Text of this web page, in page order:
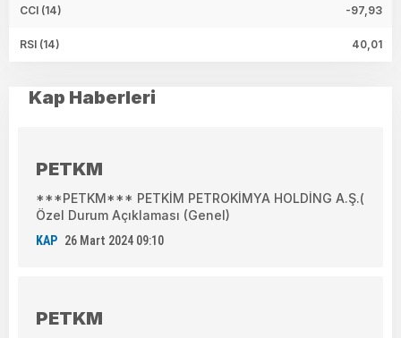
CCI (14) -97,93
RSI (14) 40,01
Kap Haberleri
PETKM
***PETKM*** PETKİM PETROKİMYA HOLDİNG A.Ş.(
Özel Durum Açıklaması (Genel)
KAP 26 Mart 2024 09:10
PETKM